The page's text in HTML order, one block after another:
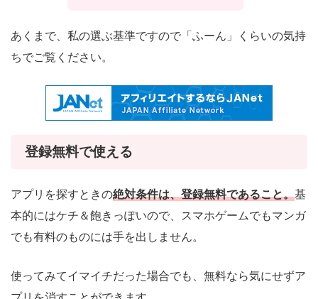
あくまで、私の選ぶ基準ですので「ふーん」くらいの気持
ちでご覧ください。
登録無料で使える
アプリを探すときの絶対条件は、登録無料であること。基
本的にはケチ＆飽きっぽいので、スマホゲームでもマンガ
でも有料のものには手を出しません。
使ってみてイマイチだった場合でも、無料なら気にせずア